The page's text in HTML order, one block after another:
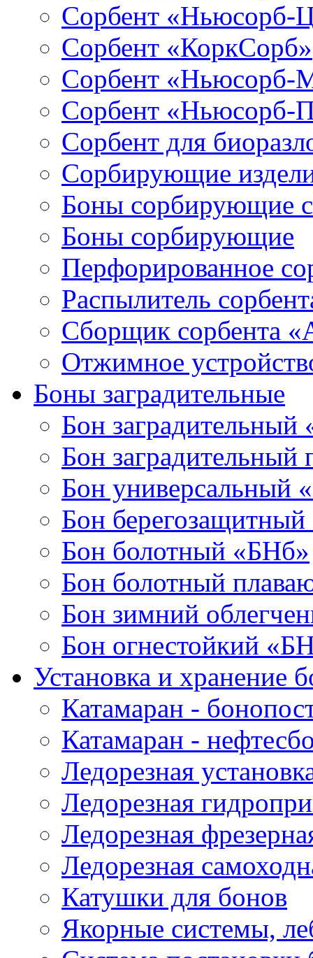
Сорбент «Ньюсорб-
Сорбент «КоркСорб»
Сорбент «Ньюсорб-
Сорбент «Ньюсорб-
Сорбент для
Сорбирующие
Боны сорбирующие
Боны сорбирующие
Перфорированное
Распылитель
Сборщик сорбента
Отжимное
Боны заградительные
Бон заградительный
Бон
Бон универсальный
Бон
Бон болотный «БНб»
Бон болотный
Бон зимний
Бон огнестойкий
Установка и хранение
Катамаран -
Катамаран -
Ледорезная
Ледорезная
Ледорезная
Ледорезная
Катушки для бонов
Якорные системы,